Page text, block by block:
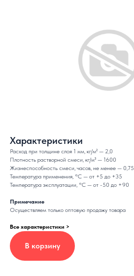
Характеристики
Расход при толщине слоя 1 мм, кг/м² — 2,0
Плотность растворной смеси, кг/м³ — 1600
Жизнеспособность смеси, часов, не менее — 0,75
Температура применения, °C — от +5 до +35
Температура эксплуатации, °C — от -50 до +90
Примечание
Осуществляем только оптовую продажу товара
Все характеристики >
В корзину